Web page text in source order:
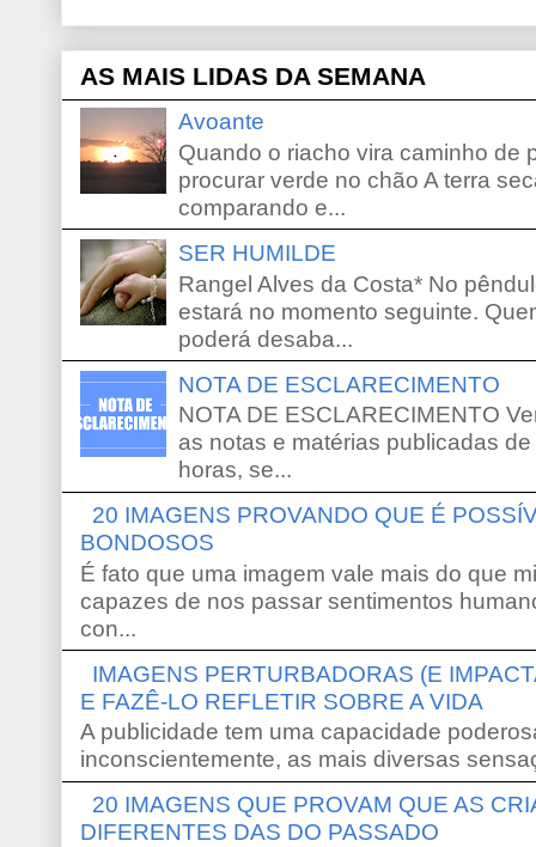
AS MAIS LIDAS DA SEMANA
Avoante
Quando o riacho vira caminho de
procurar verde no chão A terra
comparando e...
SER HUMILDE
Rangel Alves da Costa* No
estará no momento seguinte.
poderá desaba...
NOTA DE ESCLARECIMENTO
NOTA DE ESCLARECIMENTO
as notas e matérias publicadas
horas, se...
20 IMAGENS PROVANDO QUE É
BONDOSOS
É fato que uma imagem vale mais do que
capazes de nos passar sentimentos
con...
IMAGENS PERTURBADORAS (E
E FAZÊ-LO REFLETIR SOBRE A VIDA
A publicidade tem uma capacidade
inconscientemente, as mais diversas
20 IMAGENS QUE PROVAM QUE AS
DIFERENTES DAS DO PASSADO